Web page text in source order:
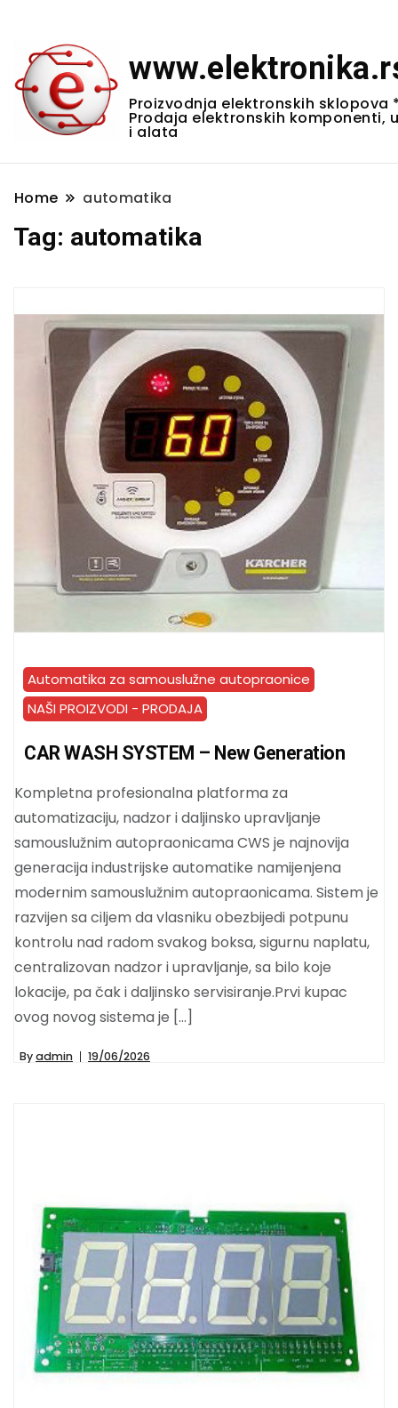
Proizvodnja elektronskih sklopova
Prodaja elektronskih komponenti,
i alata
Home automatika
Tag: automatika
Automatika za samouslužne autopraonice
NAŠI PROIZVODI - PRODAJA
CAR WASH SYSTEM – New Generation
Kompletna profesionalna platforma za
automatizaciju, nadzor i daljinsko upravljanje
samouslužnim autopraonicama CWS je najnovija
generacija industrijske automatike namijenjena
modernim samouslužnim autopraonicama. Sistem je
razvijen sa ciljem da vlasniku obezbijedi potpunu
kontrolu nad radom svakog boksa, sigurnu naplatu,
centralizovan nadzor i upravljanje, sa bilo koje
lokacije, pa čak i daljinsko servisiranje.Prvi kupac
ovog novog sistema je […]
Byadmin 19/06/2026